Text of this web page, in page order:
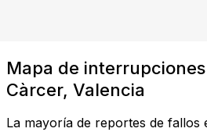
Mapa de
Càrcer, Valencia
La mayoría de reportes de fallos